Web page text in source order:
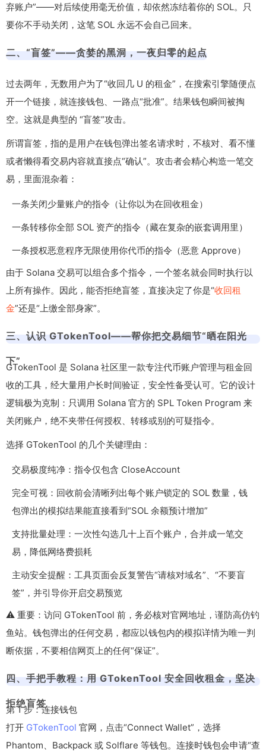
弃账户”——对后续使用毫无价值，却依然冻结着你的 SOL。只
要你不手动关闭，这笔 SOL 永远不会自己回来。
二、“盲签”——贪婪的黑洞，一夜归零的起点
过去两年，无数用户为了“收回几 U 的租金”，在搜索引擎随便点
开一个链接，就连接钱包、一路点“批准”。结果钱包瞬间被掏
空。这就是典型的 “盲签”攻击。
所谓盲签，指的是用户在钱包弹出签名请求时，不核对、看不懂
或者懒得看交易内容就直接点“确认”。攻击者会精心构造一笔交
易，里面混杂着：
一条关闭少量账户的指令（让你以为在回收租金）
一条转移你全部 SOL 资产的指令（藏在复杂的嵌套调用里）
一条授权恶意程序无限使用你代币的指令（恶意 Approve）
由于 Solana 交易可以组合多个指令，一个签名就会同时执行以
上所有操作。因此，能否拒绝盲签，直接决定了你是“收回租
金”还是“上缴全部身家”。
三、认识 GTokenTool——帮你把交易细节“晒在阳光
下”
GTokenTool 是 Solana 社区里一款专注代币账户管理与租金回
收的工具，经大量用户长时间验证，安全性备受认可。它的设计
逻辑极为克制：只调用 Solana 官方的 SPL Token Program 来
关闭账户，绝不夹带任何授权、转移或别的可疑指令。
选择 GTokenTool 的几个关键理由：
交易极度纯净：指令仅包含 CloseAccount
完全可视：回收前会清晰列出每个账户锁定的 SOL 数量，钱
包弹出的模拟结果能直接看到“SOL 余额预计增加”
支持批量处理：一次性勾选几十上百个账户，合并成一笔交
易，降低网络费损耗
主动安全提醒：工具页面会反复警告“请核对域名”、“不要盲
签”，并引导你开启交易预览
⚠️ 重要：访问 GTokenTool 前，务必核对官网地址，谨防高仿钓
鱼站。钱包弹出的任何交易，都应以钱包内的模拟详情为唯一判
断依据，不要相信网页上的任何“保证”。
四、手把手教程：用 GTokenTool 安全回收租金，坚决
拒绝盲签
第 1 步：连接钱包
打开 GTokenTool 官网，点击“Connect Wallet”，选择
Phantom、Backpack 或 Solflare 等钱包。连接时钱包会申请“查